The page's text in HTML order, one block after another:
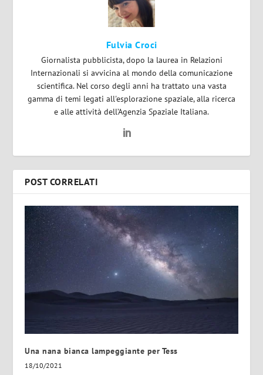
Fulvia Croci
Giornalista pubblicista, dopo la laurea in Relazioni
Internazionali si avvicina al mondo della comunicazione
scientifica. Nel corso degli anni ha trattato una vasta
gamma di temi legati all'esplorazione spaziale, alla ricerca
e alle attività dell’Agenzia Spaziale Italiana.
POST CORRELATI
Una nana bianca lampeggiante per Tess
18/10/2021